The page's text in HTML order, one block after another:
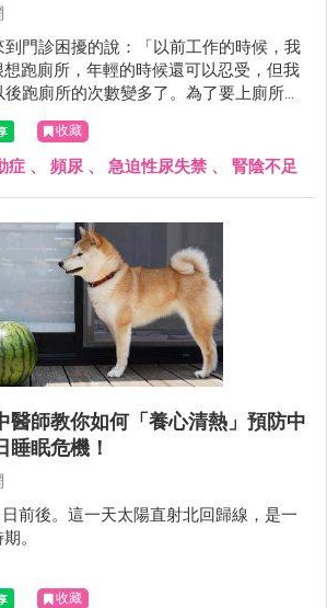
到門診困擾的說：「以前工作的時候，我
跑廁所，年輕的時候還可以忍受，但我
跑廁所的次數變多了。為了要上廁所，
久，都沒辦法常常跟朋友或小孩出門玩
醫有沒有辦法？！」經問診，看舌脈，辨
質後，開立中藥和針灸後，李小姐跑廁
收藏
症 、 頻尿 、 急迫性尿失禁 、 腎陰不足
醫師教你如何「養心清熱」預防中
睡眠危機！
前後。這一天太陽直射北回歸線，是一
。
收藏